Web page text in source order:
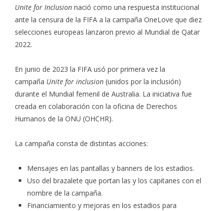
Unite for Inclusion nació como una respuesta institucional
ante la censura de la FIFA a la campaña OneLove que diez
selecciones europeas lanzaron previo al Mundial de Qatar
2022.
En junio de 2023 la FIFA usó por primera vez la
campaña Unite for inclusion (unidos por la inclusión)
durante el Mundial femenil de Australia. La iniciativa fue
creada en colaboración con la oficina de Derechos
Humanos de la ONU (OHCHR).
La campaña consta de distintas acciones:
Mensajes en las pantallas y banners de los estadios.
Uso del brazalete que portan las y los capitanes con el
nombre de la campaña.
Financiamiento y mejoras en los estadios para